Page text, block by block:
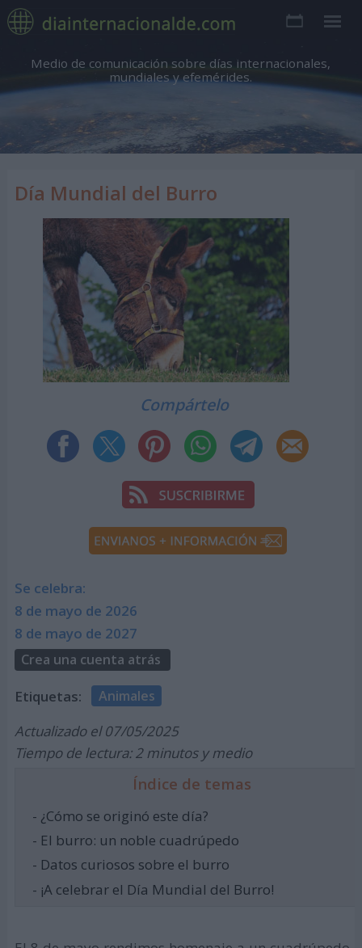
Medio de comunicación sobre días internacionales,
mundiales y efemérides.
Día Mundial del Burro
Compártelo
Se celebra:
8 de mayo de 2026
8 de mayo de 2027
Crea una cuenta atrás
Etiquetas: Animales
Actualizado el 07/05/2025
Tiempo de lectura: 2 minutos y medio
Índice de temas
- ¿Cómo se originó este día?
- El burro: un noble cuadrúpedo
- Datos curiosos sobre el burro
- ¡A celebrar el Día Mundial del Burro!